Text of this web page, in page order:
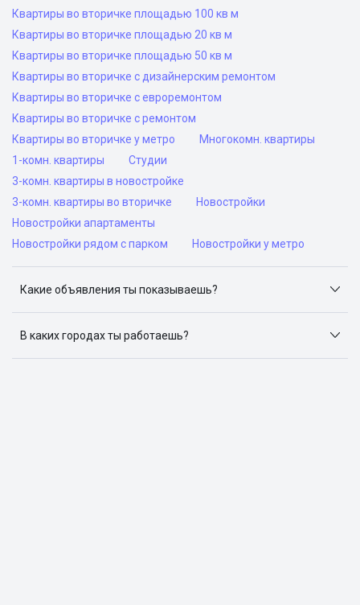
Квартиры во вторичке площадью 100 кв м
Квартиры во вторичке площадью 20 кв м
Квартиры во вторичке площадью 50 кв м
Квартиры во вторичке с дизайнерским ремонтом
Квартиры во вторичке с евроремонтом
Квартиры во вторичке с ремонтом
Квартиры во вторичке у метро
Многокомн. квартиры
1-комн. квартиры
Студии
3-комн. квартиры в новостройке
3-комн. квартиры во вторичке
Новостройки
Новостройки апартаменты
Новостройки рядом с парком
Новостройки у метро
Какие объявления ты показываешь?
объявлений: ЦИАН, Домклик, Яндекс.Недвижимость,
Авито, Самолет.Плюс.
В каких городах ты работаешь?